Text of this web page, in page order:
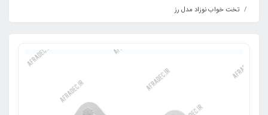
تخت خواب نوزاد مدل رز